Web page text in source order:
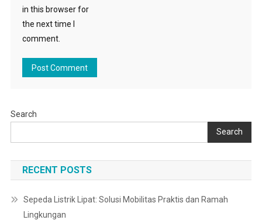
in this browser for
the next time I
comment.
Search
Search
RECENT POSTS
Sepeda Listrik Lipat: Solusi Mobilitas Praktis dan Ramah
Lingkungan